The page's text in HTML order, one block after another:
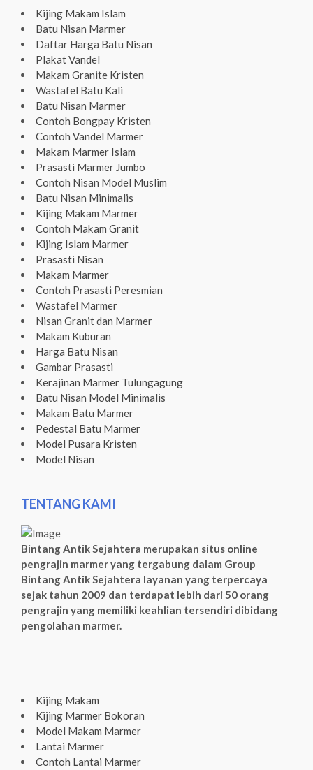
Kijing Makam Islam
Batu Nisan Marmer
Daftar Harga Batu Nisan
Plakat Vandel
Makam Granite Kristen
Wastafel Batu Kali
Batu Nisan Marmer
Contoh Bongpay Kristen
Contoh Vandel Marmer
Makam Marmer Islam
Prasasti Marmer Jumbo
Contoh Nisan Model Muslim
Batu Nisan Minimalis
Kijing Makam Marmer
Contoh Makam Granit
Kijing Islam Marmer
Prasasti Nisan
Makam Marmer
Contoh Prasasti Peresmian
Wastafel Marmer
Nisan Granit dan Marmer
Makam Kuburan
Harga Batu Nisan
Gambar Prasasti
Kerajinan Marmer Tulungagung
Batu Nisan Model Minimalis
Makam Batu Marmer
Pedestal Batu Marmer
Model Pusara Kristen
Model Nisan
TENTANG KAMI
Bintang Antik Sejahtera merupakan situs online
pengrajin marmer yang tergabung dalam Group
Bintang Antik Sejahtera layanan yang terpercaya
sejak tahun 2009 dan terdapat lebih dari 50 orang
pengrajin yang memiliki keahlian tersendiri dibidang
pengolahan marmer.
Kijing Makam
Kijing Marmer Bokoran
Model Makam Marmer
Lantai Marmer
Contoh Lantai Marmer